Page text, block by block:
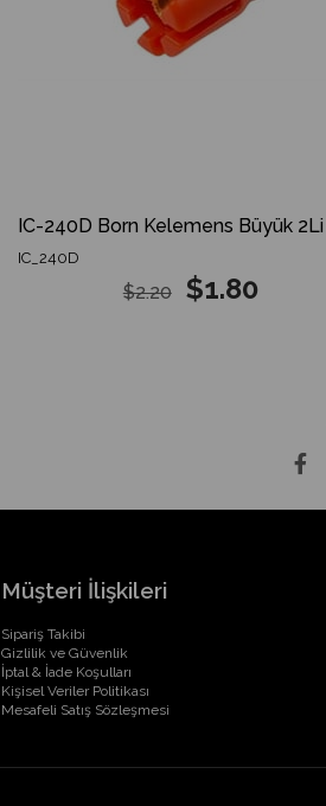
IC_240D
$1.80
$2.20
Müşteri İlişkileri
Sipariş Takibi
Gizlilik ve Güvenlik
İptal & İade Koşulları
Kişisel Veriler Politikası
Mesafeli Satış Sözleşmesi